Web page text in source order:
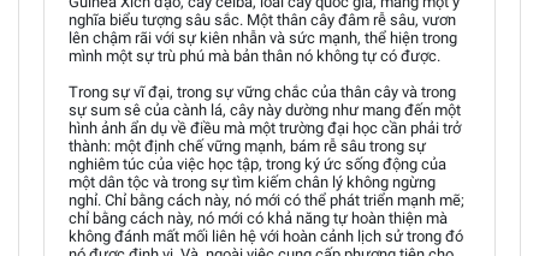
nghĩa biểu tượng sâu sắc. Một thân cây đâm rễ sâu, vươn
lên chậm rãi với sự kiên nhẫn và sức mạnh, thể hiện trong
mình một sự trù phú mà bản thân nó không tự có được.
Trong sự vĩ đại, trong sự vững chắc của thân cây và trong
sự sum sê của cành lá, cây này dường như mang đến một
hình ảnh ẩn dụ về điều mà một trường đại học cần phải trở
thành: một định chế vững mạnh, bám rễ sâu trong sự
nghiêm túc của việc học tập, trong ký ức sống động của
một dân tộc và trong sự tìm kiếm chân lý không ngừng
nghỉ. Chỉ bằng cách này, nó mới có thể phát triển mạnh mẽ;
chỉ bằng cách này, nó mới có khả năng tự hoàn thiện mà
không đánh mất mối liên hệ với hoàn cảnh lịch sử trong đó